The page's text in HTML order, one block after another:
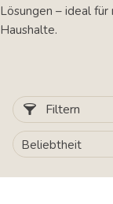
Lösungen – ideal
Haushalte.
Filtern